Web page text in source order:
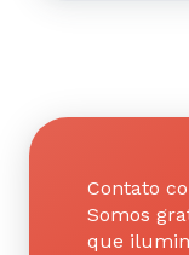
Contato
Somos
que